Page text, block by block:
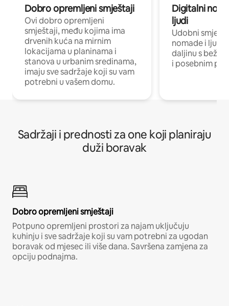
Dobro opremljeni smještaji
Ovi dobro opremljeni
smještaji, među kojima ima
drvenih kuća na mirnim
lokacijama u planinama i
stanova u urbanim sredinama,
imaju sve sadržaje koji su vam
potrebni u vašem domu.
Digitalni
ljudi
Udobni
nomade i ljude
daljinu s
i posebnim
Sadržaji i prednosti za one koji planiraju
duži boravak
Dobro opremljeni smještaji
Potpuno opremljeni prostori za najam uključuju
kuhinju i sve sadržaje koji su vam potrebni za ugodan
boravak od mjesec ili više dana. Savršena zamjena za
opciju podnajma.